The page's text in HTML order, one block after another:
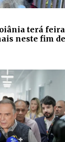
terá
neste fim de